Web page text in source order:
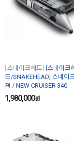
스네이크헤드
[스네이크헤
드/SNAKEHEAD] 스네이
져 / NEW CRUISER 340
1,980,000원